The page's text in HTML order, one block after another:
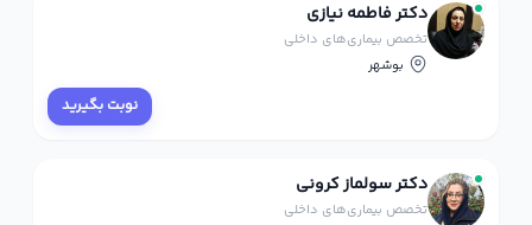
دکتر فاطمه نیازی
تخصص بیماری‌های داخلی
بوشهر
نوبت بگیرید
دکتر سولماز کرونی
تخصص بیماری‌های داخلی